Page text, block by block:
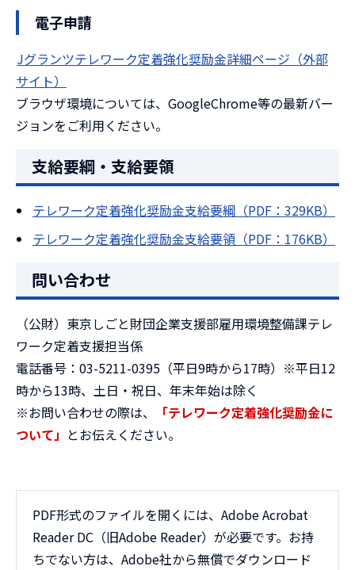
電子申請
Jグランツテレワーク定着強化奨励金詳細ページ（外部
サイト）
ブラウザ環境については、GoogleChrome等の最新バー
ジョンをご利用ください。
支給要綱・支給要領
テレワーク定着強化奨励金支給要綱（PDF：329KB）
テレワーク定着強化奨励金支給要領（PDF：176KB）
問い合わせ
（公財）東京しごと財団企業支援部雇用環境整備課テレ
ワーク定着支援担当係
電話番号：03-5211-0395（平日9時から17時）※平日12
時から13時、土日・祝日、年末年始は除く
※お問い合わせの際は、
「テレワーク定着強化奨励金に
ついて」 とお伝えください。
PDF形式のファイルを開くには、Adobe Acrobat
Reader DC（旧Adobe Reader）が必要です。お持
ちでない方は、Adobe社から無償でダウンロード